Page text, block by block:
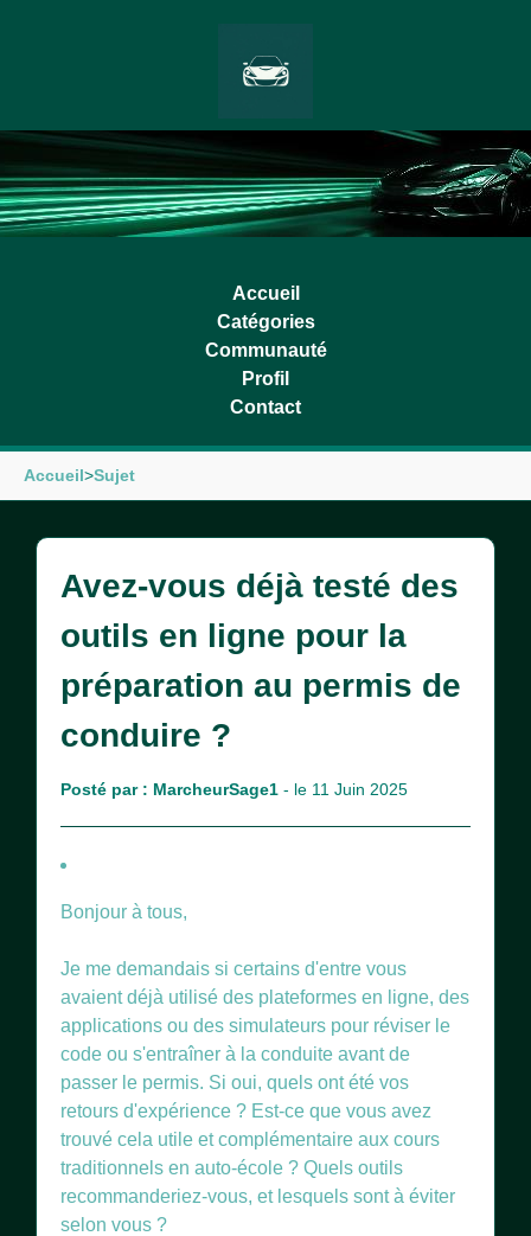
Accueil
Catégories
Communauté
Profil
Contact
Accueil>Sujet
Avez-vous déjà testé des
outils en ligne pour la
préparation au permis de
conduire ?
Posté par : MarcheurSage1 - le 11 Juin 2025
Bonjour à tous,
Je me demandais si certains d'entre vous
avaient déjà utilisé des plateformes en ligne, des
applications ou des simulateurs pour réviser le
code ou s'entraîner à la conduite avant de
passer le permis. Si oui, quels ont été vos
retours d'expérience ? Est-ce que vous avez
trouvé cela utile et complémentaire aux cours
traditionnels en auto-école ? Quels outils
recommanderiez-vous, et lesquels sont à éviter
selon vous ?